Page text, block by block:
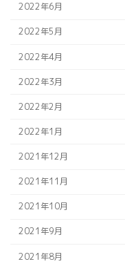
2022年6月
2022年5月
2022年4月
2022年3月
2022年2月
2022年1月
2021年12月
2021年11月
2021年10月
2021年9月
2021年8月